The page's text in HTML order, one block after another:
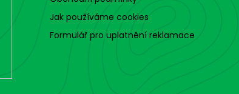
Jak používáme cookies
Formulář pro uplatnění reklamace